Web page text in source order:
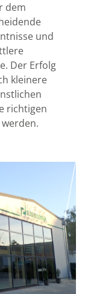
dem
und
Der Erfolg
kleinere
richtigen